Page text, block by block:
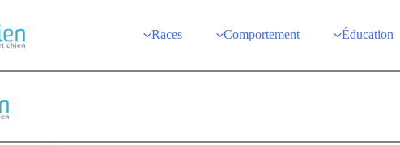
Races Comportement Éducation